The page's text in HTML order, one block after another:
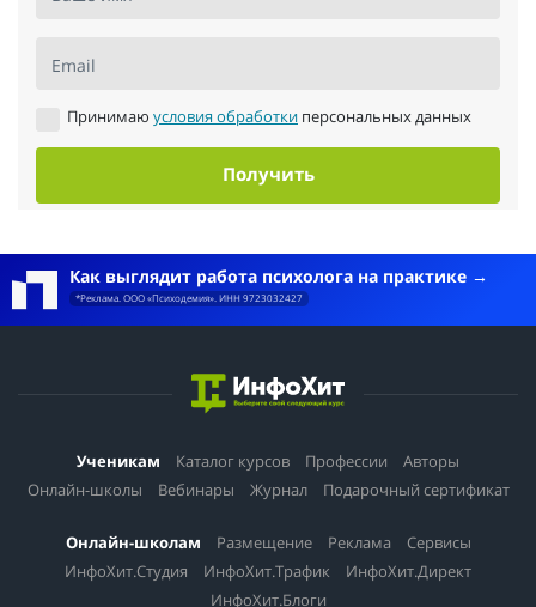
Email
Принимаю условия обработки персональных данных
Получить
Как выглядит работа психолога на практике
*Реклама. ООО «Психодемия». ИНН 9723032427
Ученикам Каталог курсов Профессии
Авторы
Онлайн-школы
Вебинары Журнал Подарочный сертификат
Онлайн-школам Размещение Реклама
Сервисы
ИнфоХит.Студия
ИнфоХит.Трафик
ИнфоХит.Директ
ИнфоХит.Блоги